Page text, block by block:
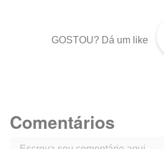
GOSTOU? Dá um like
Comentários